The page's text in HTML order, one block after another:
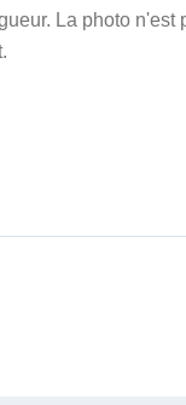
La photo n'est